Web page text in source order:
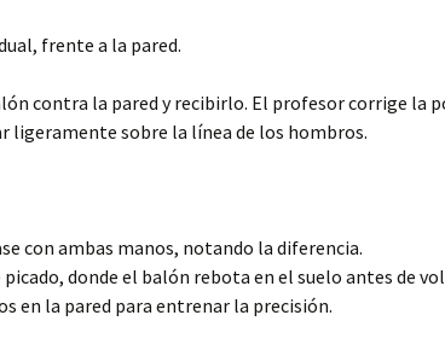
frente a la pared.
contra la pared y recibirlo. El profesor corrige la
ligeramente sobre la línea de los hombros.
con ambas manos, notando la diferencia.
picado, donde el balón rebota en el suelo antes de
en la pared para entrenar la precisión.